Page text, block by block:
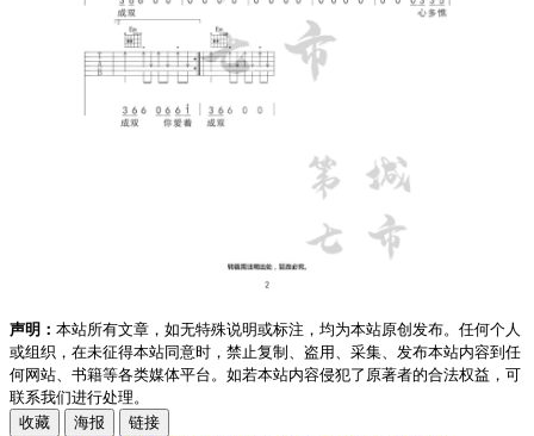
声明： 本站所有文章，如无特殊说明或标注，均为本站原创发布。任何个人
或组织，在未征得本站同意时，禁止复制、盗用、采集、发布本站内容到任
何网站、书籍等各类媒体平台。如若本站内容侵犯了原著者的合法权益，可
联系我们进行处理。
收藏
海报 链接